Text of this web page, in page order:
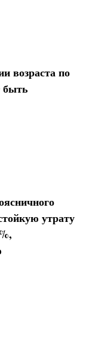
возраста по
быть
утрату